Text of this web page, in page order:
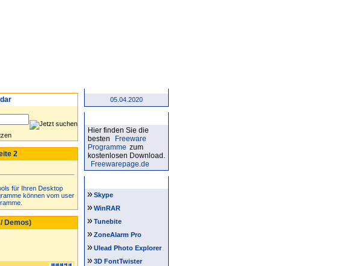
2
für Ihren Desktop
können vom user
Demos)
05.04.2020
Hier finden Sie die
besten
Freeware
Programme zum
kostenlosen Download.
Freewarepage.de
»Skype
»WinRAR
»Tunebite
»ZoneAlarm Pro
»Ulead Photo Explorer
»3D FontTwister